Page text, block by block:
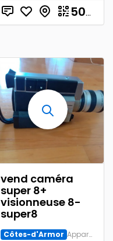
500.00
vend caméra
super 8+
visionneuse 8-
super8
Côtes-d'Armor Appareil de Collection